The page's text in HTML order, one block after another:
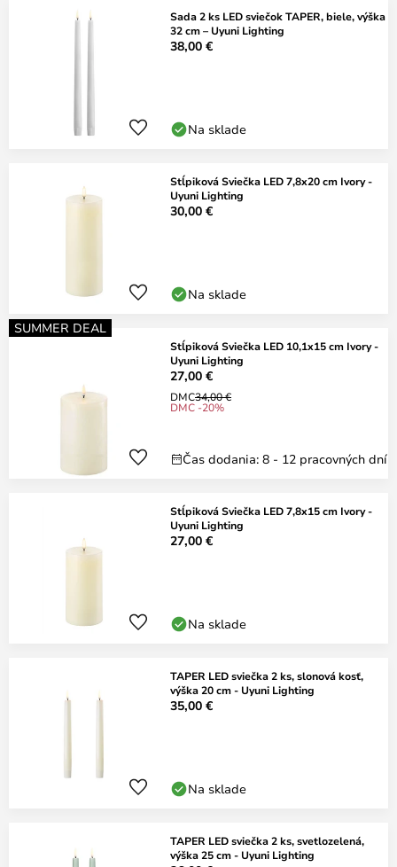
Sada 2 ks LED sviečok TAPER, biele, výška
32 cm – Uyuni Lighting
38,00 €
Na sklade
Stĺpiková Sviečka LED 7,8x20 cm Ivory -
Uyuni Lighting
30,00 €
Na sklade
SUMMER DEAL
Stĺpiková Sviečka LED 10,1x15 cm Ivory -
Uyuni Lighting
27,00 €
DMC34,00 €
DMC -20%
Čas dodania: 8 - 12 pracovných dní
Stĺpiková Sviečka LED 7,8x15 cm Ivory -
Uyuni Lighting
27,00 €
Na sklade
TAPER LED sviečka 2 ks, slonová kosť,
výška 20 cm - Uyuni Lighting
35,00 €
Na sklade
TAPER LED sviečka 2 ks, svetlozelená,
výška 25 cm - Uyuni Lighting